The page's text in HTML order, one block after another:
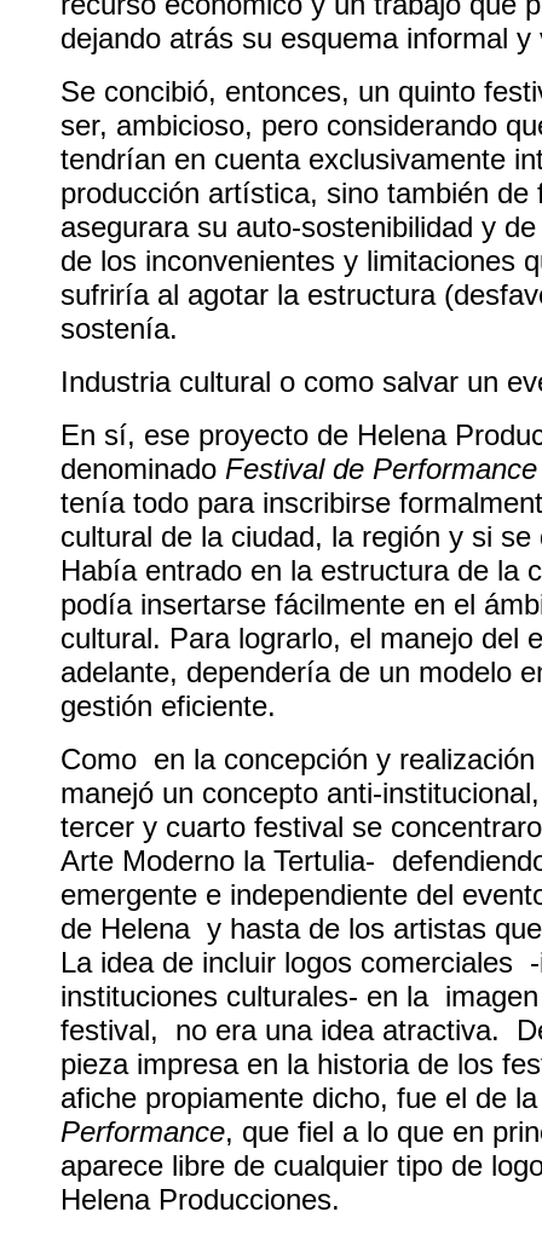
dejando atrás su esquema informal y
Se concibió, entonces, un quinto
ser, ambicioso, pero considerando
tendrían en cuenta exclusivamente
producción artística, sino también de
asegurara su auto-sostenibilidad y
de los inconvenientes y limitaciones
sufriría al agotar la estructura
sostenía.
Industria cultural o como salvar un
En sí, ese proyecto de Helena
denominado Festival de
tenía todo para inscribirse
cultural de la ciudad, la región y si
Había entrado en la estructura de la
podía insertarse fácilmente en el
cultural. Para lograrlo, el manejo del
adelante, dependería de un modelo
gestión eficiente.
Como en la concepción y
manejó un concepto anti-
tercer y cuarto festival se
Arte Moderno la Tertulia-
emergente e independiente del
de Helena y hasta de los artistas
La idea de incluir logos comerciales
instituciones culturales- en la
festival, no era una idea atractiva.
pieza impresa en la historia de los
afiche propiamente dicho, fue el de
Performance, que fiel a lo que en
aparece libre de cualquier tipo de
Helena Producciones.